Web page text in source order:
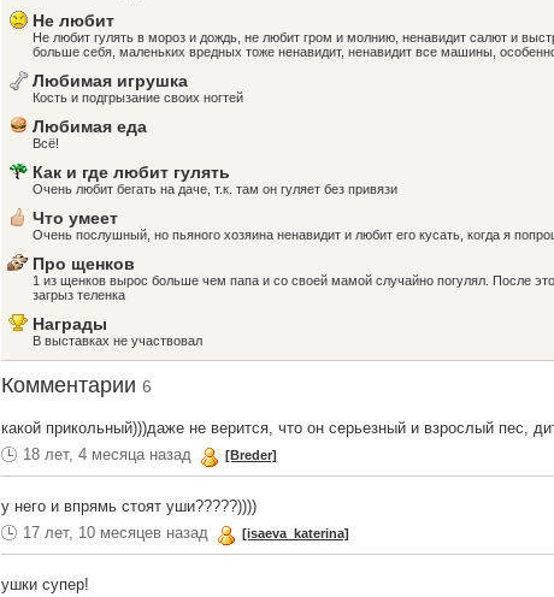
Не любит
Не любит гулять в мороз и дождь, не любит гром и молнию, ненавидит салют и
больше себя, маленьких вредных тоже ненавидит, ненавидит все машины,
Любимая игрушка
Кость и подгрызание своих ногтей
Любимая еда
Всё!
Как и где любит гулять
Очень любит бегать на даче, т.к. там он гуляет без привязи
Что умеет
Очень послушный, но пьяного хозяина ненавидит и любит его кусать, когда я
Про щенков
1 из щенков вырос больше чем папа и со своей мамой случайно погулял. После
загрыз теленка
Награды
В выставках не участвовал
Комментарии6
какой прикольный)))даже не верится, что он серьезный и взрослый пес,
18 лет, 4 месяца назад
[Breder]
у него и впрямь стоят уши?????))))
17 лет, 10 месяцев назад
[isaeva_katerina]
ушки супер!